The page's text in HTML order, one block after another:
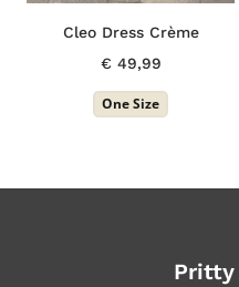
Cleo Dress Crème
€ 49,99
One Size
Pritty